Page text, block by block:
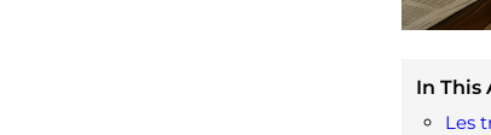
In This
Les